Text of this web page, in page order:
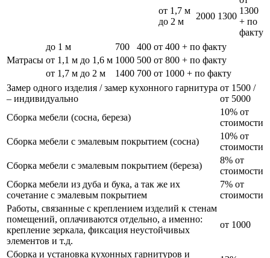
от 1,7 м
до 2 м
2000 1300
1300
+ по
факту
Матрасы
до 1 м 700 400 от 400 + по факту
от 1,1 м до 1,6 м 1000 500 от 800 + по факту
от 1,7 м до 2 м
1400 700 от 1000 + по факту
Замер одного изделия / замер кухонного гарнитура
– индивидуально
от 1500 /
от 5000
Сборка мебели (сосна, береза)
10% от
стоимости
Сборка мебели с эмалевым покрытием (сосна)
10% от
стоимости
Сборка мебели с эмалевым покрытием (береза)
8% от
стоимости
Сборка мебели из дуба и бука, а так же их
сочетание с эмалевым покрытием
7% от
стоимости
Работы, связанные с креплением изделий к стенам
помещений, оплачиваются отдельно, а именно:
крепление зеркала, фиксация неустойчивых
элементов и т.д.
от 1000
Сборка и установка кухонных гарнитуров и